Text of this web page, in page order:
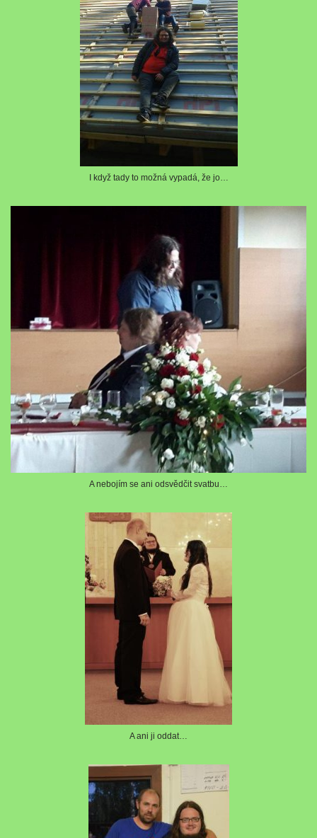
I když tady to možná vypadá, že jo…
A nebojím se ani odsvědčit svatbu…
A ani ji oddat…